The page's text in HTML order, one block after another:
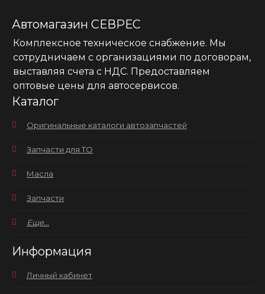
Автомагазин СЕВРЕС
Комплексное техническое снабжение. Мы
сотрудничаем с организациями по договорам,
выставляя счета с НДС. Предоставляем
оптовые цены для автосервисов.
Каталог
Оригинальные каталоги автозапчастей
Запчасти для ТО
Масла
Запчасти
Еще...
Информация
Личный кабинет